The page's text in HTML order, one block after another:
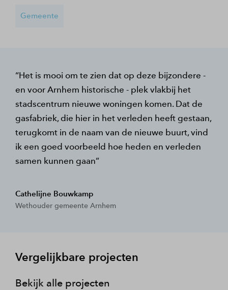
Gemeente
Het is mooi om te zien dat op deze bijzondere -
en voor Arnhem historische - plek vlakbij het
stadscentrum nieuwe woningen komen. Dat de
gasfabriek, die hier in het verleden heeft gestaan,
terugkomt in de naam van de nieuwe buurt, vind
ik een goed voorbeeld hoe heden en verleden
samen kunnen gaan
Cathelijne Bouwkamp
Wethouder gemeente Arnhem
Vergelijkbare projecten
Bekijk alle projecten